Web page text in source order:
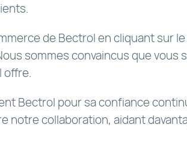
de Bectrol en cliquant sur le
sommes convaincus que vous
offre.
Bectrol pour sa confiance
notre collaboration, aidant